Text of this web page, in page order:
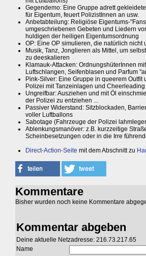
Gegendemo: Eine Gruppe adrett
für Eigentum, feuert PolizistInnen an usw.
Anbetabteilung: Religiöse Eigentums-
umgeschriebenen Gebeten und Liedern
huldigen der heiligen Eigentumsordnung
OP: Eine OP simulieren, die natürlich nicht
Musik, Tanz, Jonglieren als Mittel, um
zu deeskalieren
Klamauk-Attacken: OrdnungshüterInnen
Luftschlangen, Seifenblasen und Parfum
Pink-Silver: Eine Gruppe in queerem Outfit
Polizei mit Tanzeinlagen und
Ungreifbar: Ausziehen und mit Öl
der Polizei zu entziehen ...
Passiver Widerstand: Sitzblockaden,
voller Luftballons
Sabotage (Fahrzeuge der Polizei
Ablenkungsmanöver: z.B. kurzzeitige
Scheinbesetzungen oder in die Irre
Direct-Action-Seite mit dem Abschnitt zu
Kommentare
Bisher wurden noch keine Kommentare
Kommentar abgeben
Deine aktuelle Netzadresse: 216.73.217.65
Name